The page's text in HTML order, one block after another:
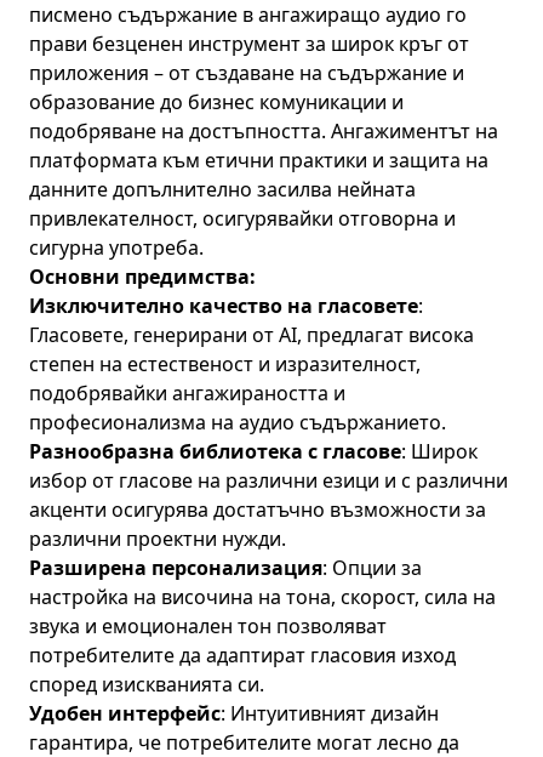
писмено съдържание в ангажиращо аудио го
прави безценен инструмент за широк кръг от
приложения – от създаване на съдържание и
образование до бизнес комуникации и
подобряване на достъпността. Ангажиментът на
платформата към етични практики и защита на
данните допълнително засилва нейната
привлекателност, осигурявайки отговорна и
сигурна употреба.
Основни предимства:
Изключително качество на гласовете:
Гласовете, генерирани от AI, предлагат висока
степен на естественост и изразителност,
подобрявайки ангажираността и
професионализма на аудио съдържанието.
Разнообразна библиотека с гласове: Широк
избор от гласове на различни езици и с различни
акценти осигурява достатъчно възможности за
различни проектни нужди.
Разширена персонализация: Опции за
настройка на височина на тона, скорост, сила на
звука и емоционален тон позволяват
потребителите да адаптират гласовия изход
според изискванията си.
Удобен интерфейс: Интуитивният дизайн
гарантира, че потребителите могат лесно да